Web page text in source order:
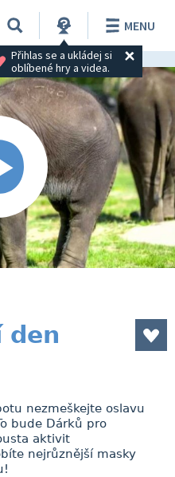
Přihlas se a ukládej si
oblíbené hry a videa.
MENU
den
nezmeškejte oslavu
bude Dárků pro
aktivit
nejrůznější masky